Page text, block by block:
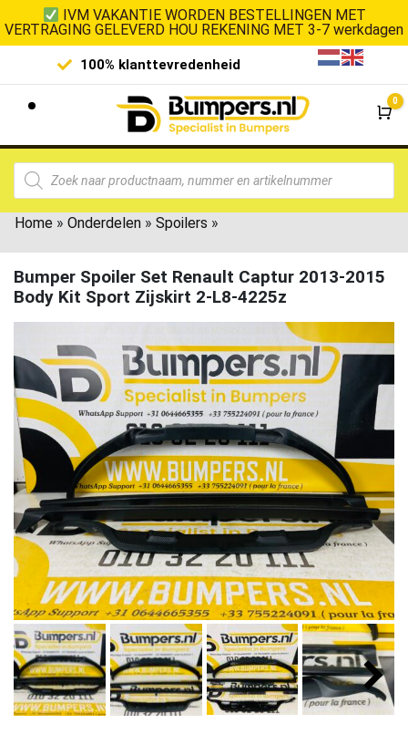
IVM VAKANTIE WORDEN BESTELLINGEN MET
VERTRAGING GELEVERD HOU REKENING MET 3-7 werkdagen
100% klanttevredenheid
0
Home » Onderdelen » Spoilers »
Bumper Spoiler Set Renault Captur 2013-2015
Body Kit Sport Zijskirt 2-L8-4225z